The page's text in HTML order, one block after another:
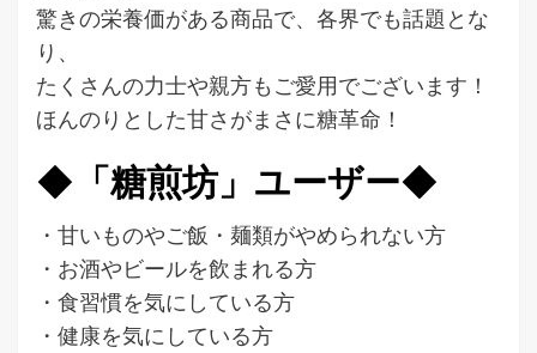
驚きの栄養価がある商品で、各界でも話題とな
り、
たくさんの力士や親方もご愛用でございます！
ほんのりとした甘さがまさに糖革命！
◆「糖煎坊」ユーザー◆
・甘いものやご飯・麺類がやめられない方
・お酒やビールを飲まれる方
・食習慣を気にしている方
・健康を気にしている方